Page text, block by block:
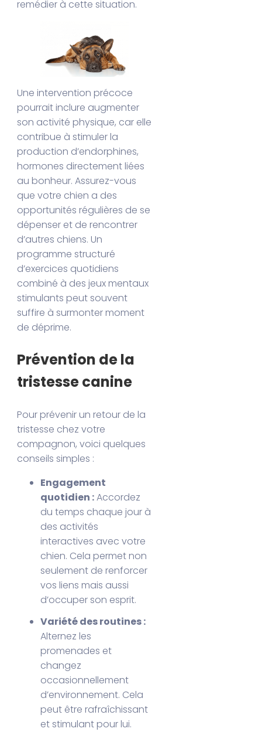
remédier à cette situation.
Une intervention précoce
pourrait inclure augmenter
son activité physique, car elle
contribue à stimuler la
production d’endorphines,
hormones directement liées
au bonheur. Assurez-vous
que votre chien a des
opportunités régulières de se
dépenser et de rencontrer
d’autres chiens. Un
programme structuré
d’exercices quotidiens
combiné à des jeux mentaux
stimulants peut souvent
suffire à surmonter moment
de déprime.
Prévention de la
tristesse canine
Pour prévenir un retour de la
tristesse chez votre
compagnon, voici quelques
conseils simples :
Engagement
quotidien :Accordez
du temps chaque jour à
des activités
interactives avec votre
chien. Cela permet non
seulement de renforcer
vos liens mais aussi
d’occuper son esprit.
Variété des routines :
Alternez les
promenades et
changez
occasionnellement
d’environnement. Cela
peut être rafraîchissant
et stimulant pour lui.